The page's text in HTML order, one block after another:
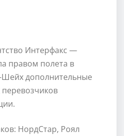
Интерфакс —
правом полета в
дополнительные
НордСтар, Роял